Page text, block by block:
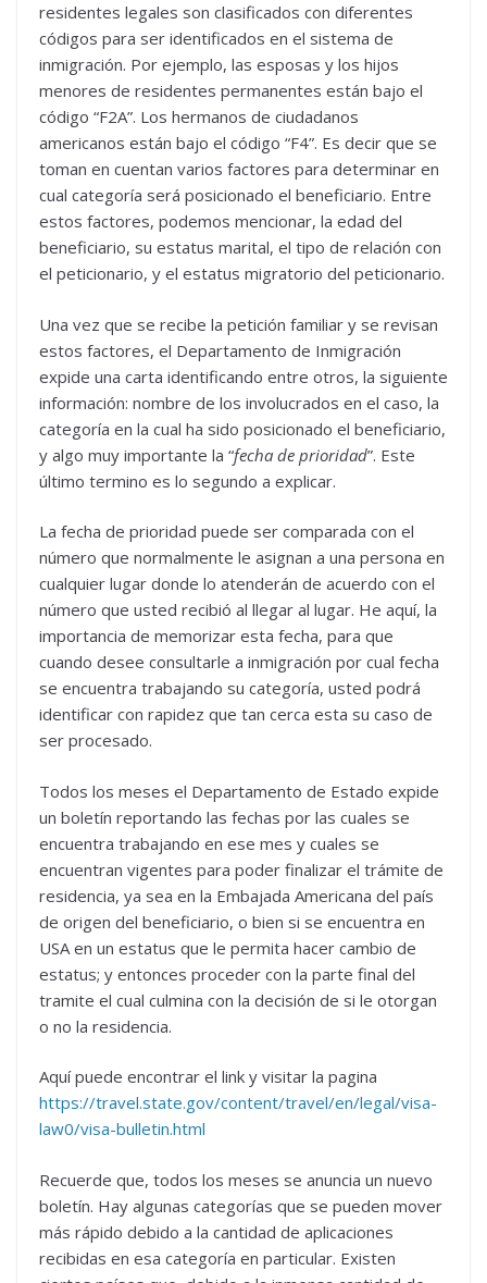
residentes legales son clasificados con diferentes
códigos para ser identificados en el sistema de
inmigración. Por ejemplo, las esposas y los hijos
menores de residentes permanentes están bajo el
código “F2A”. Los hermanos de ciudadanos
americanos están bajo el código “F4”. Es decir que se
toman en cuentan varios factores para determinar en
cual categoría será posicionado el beneficiario. Entre
estos factores, podemos mencionar, la edad del
beneficiario, su estatus marital, el tipo de relación con
el peticionario, y el estatus migratorio del peticionario.
Una vez que se recibe la petición familiar y se revisan
estos factores, el Departamento de Inmigración
expide una carta identificando entre otros, la siguiente
información: nombre de los involucrados en el caso, la
categoría en la cual ha sido posicionado el beneficiario,
y algo muy importante la “fecha de prioridad”. Este
último termino es lo segundo a explicar.
La fecha de prioridad puede ser comparada con el
número que normalmente le asignan a una persona en
cualquier lugar donde lo atenderán de acuerdo con el
número que usted recibió al llegar al lugar. He aquí, la
importancia de memorizar esta fecha, para que
cuando desee consultarle a inmigración por cual fecha
se encuentra trabajando su categoría, usted podrá
identificar con rapidez que tan cerca esta su caso de
ser procesado.
Todos los meses el Departamento de Estado expide
un boletín reportando las fechas por las cuales se
encuentra trabajando en ese mes y cuales se
encuentran vigentes para poder finalizar el trámite de
residencia, ya sea en la Embajada Americana del país
de origen del beneficiario, o bien si se encuentra en
USA en un estatus que le permita hacer cambio de
estatus; y entonces proceder con la parte final del
tramite el cual culmina con la decisión de si le otorgan
o no la residencia.
Aquí puede encontrar el link y visitar la pagina
https://travel.state.gov/content/travel/en/legal/visa-
law0/visa-bulletin.html
Recuerde que, todos los meses se anuncia un nuevo
boletín. Hay algunas categorías que se pueden mover
más rápido debido a la cantidad de aplicaciones
recibidas en esa categoría en particular. Existen